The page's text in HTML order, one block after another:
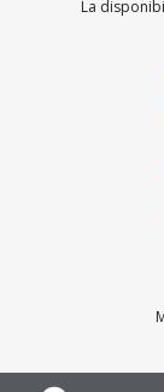
La